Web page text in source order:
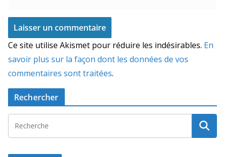
Ce site utilise Akismet pour réduire les indésirables. En
savoir plus sur la façon dont les données de vos
commentaires sont traitées.
Rechercher